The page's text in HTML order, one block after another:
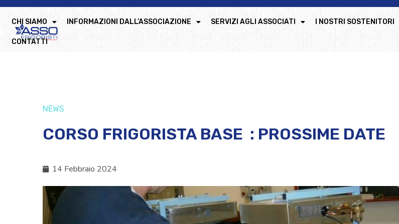
CHI SIAMO INFORMAZIONI DALL’ASSOCIAZIONE SERVIZI AGLI ASSOCIATI I NOSTRI SOSTENITORI
CONTATTI
NEWS
CORSO FRIGORISTA BASE : PROSSIME DATE
14 Febbraio 2024